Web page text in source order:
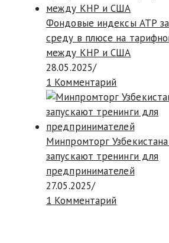
Фондовые индексы АТР
среду в плюсе на
между КНР и США
28.05.2025/
1 Комментарий
Минпромторг
запускают тренинги для
предпринимателей
27.05.2025/
1 Комментарий